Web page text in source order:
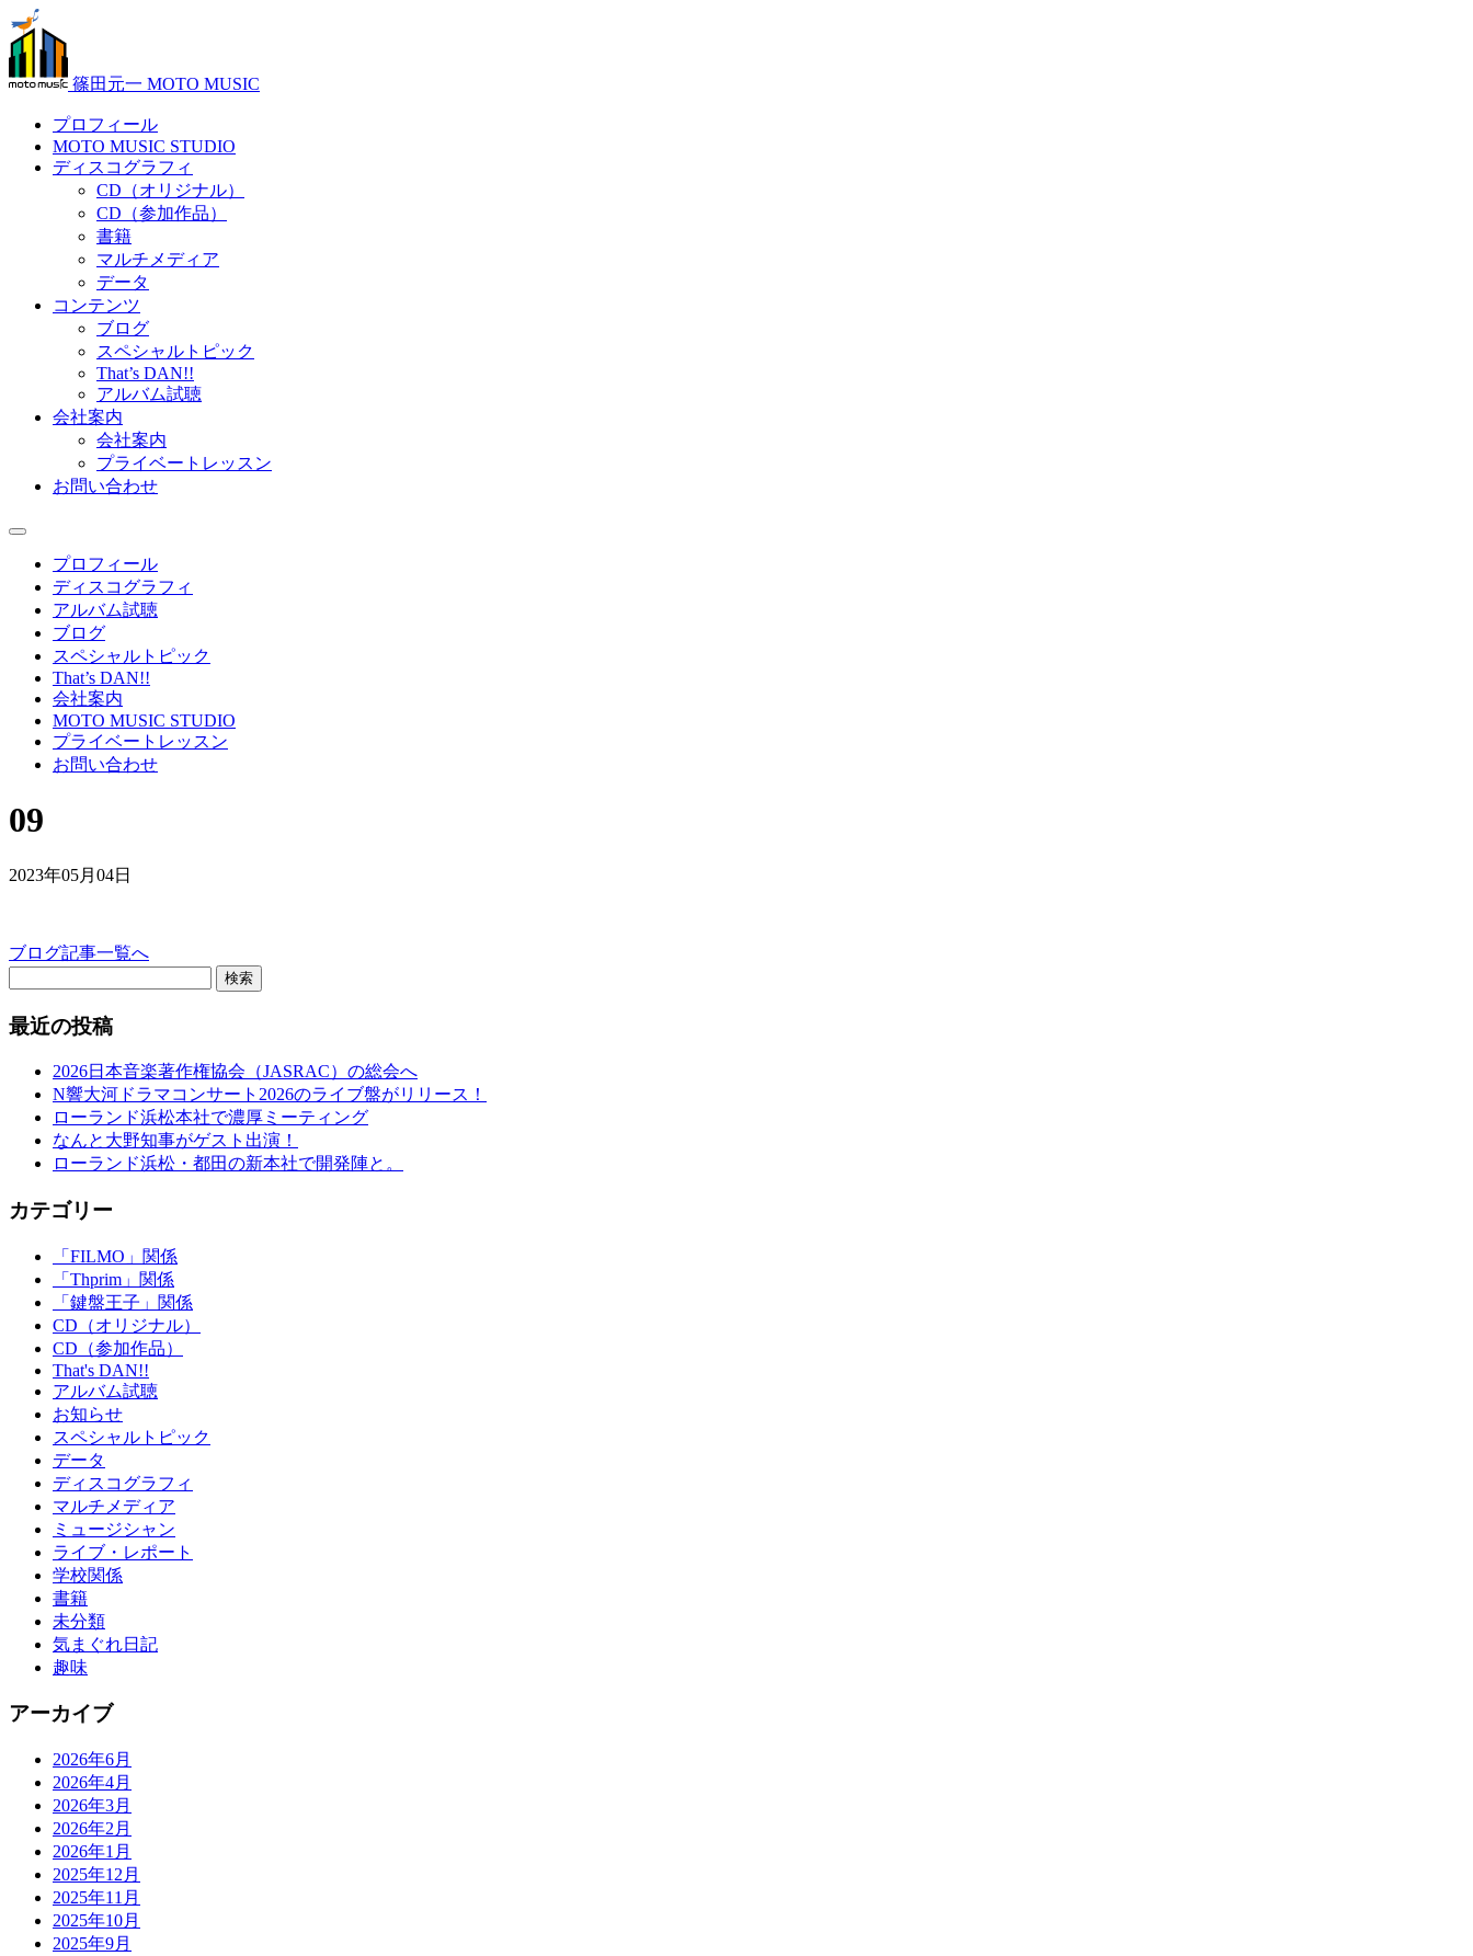
篠田元一 MOTO MUSIC
プロフィール
MOTO MUSIC STUDIO
ディスコグラフィ
CD（オリジナル）
CD（参加作品）
書籍
マルチメディア
データ
コンテンツ
ブログ
スペシャルトピック
That’s DAN!!
アルバム試聴
会社案内
会社案内
プライベートレッスン
お問い合わせ
プロフィール
ディスコグラフィ
アルバム試聴
ブログ
スペシャルトピック
That’s DAN!!
会社案内
MOTO MUSIC STUDIO
プライベートレッスン
お問い合わせ
09
2023年05月04日
ブログ記事一覧へ
検索
最近の投稿
2026日本音楽著作権協会（JASRAC）の総会へ
N響大河ドラマコンサート2026のライブ盤がリリース！
ローランド浜松本社で濃厚ミーティング
なんと大野知事がゲスト出演！
ローランド浜松・都田の新本社で開発陣と。
カテゴリー
「FILMO」関係
「Thprim」関係
「鍵盤王子」関係
CD（オリジナル）
CD（参加作品）
That's DAN!!
アルバム試聴
お知らせ
スペシャルトピック
データ
ディスコグラフィ
マルチメディア
ミュージシャン
ライブ・レポート
学校関係
書籍
未分類
気まぐれ日記
趣味
アーカイブ
2026年6月
2026年4月
2026年3月
2026年2月
2026年1月
2025年12月
2025年11月
2025年10月
2025年9月